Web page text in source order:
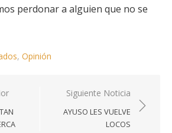
perdonar a alguien que no se
, Opinión
Siguiente Noticia
AYUSO LES VUELVE
LOCOS